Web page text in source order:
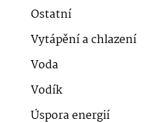
Ostatní
Vytápění a chlazení
Voda
Vodík
Úspora energií